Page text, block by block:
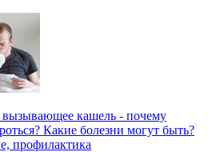
кашель - почему
Какие болезни могут быть?
профилактика